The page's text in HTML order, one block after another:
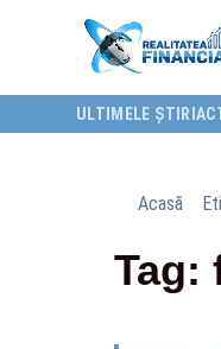
ULTIMELE ȘTIRI
Acasă
Tag: